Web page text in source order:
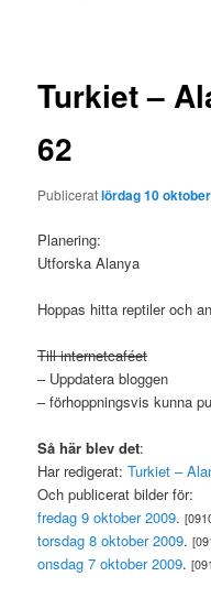
Turkiet –
62
Publiceratlördag 10
Planering:
Utforska Alanya
Hoppas hitta reptiler och
Till internetcaféet
– Uppdatera bloggen
– förhoppningsvis kunna
Så här blev det:
Har redigerat:Turkiet –
Och publicerat bilder för:
fredag 9 oktober 2009.
torsdag 8 oktober 2009.
onsdag 7 oktober 2009.